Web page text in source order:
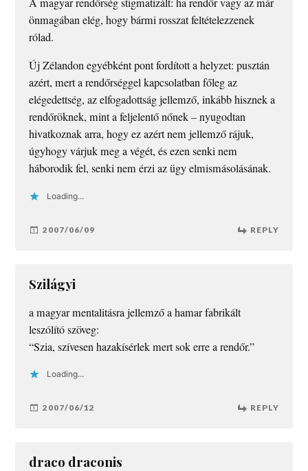
önmagában elég, hogy bármi rosszat feltételezzenek
rólad.
Új Zélandon egyébként pont fordított a helyzet: pusztán
azért, mert a rendőrséggel kapcsolatban főleg az
elégedettség, az elfogadottság jellemző, inkább hisznek a
rendőröknek, mint a feljelentő nőnek – nyugodtan
hivatkoznak arra, hogy ez azért nem jellemző rájuk,
úgyhogy várjuk meg a végét, és ezen senki nem
háborodik fel, senki nem érzi az ügy elmismásolásának.
Loading...
2007/06/09 REPLY
Szilágyi
a magyar mentalitásra jellemző a hamar fabrikált
leszólító szöveg:
“Szia, szívesen hazakísérlek mert sok erre a rendőr.”
Loading...
2007/06/12 REPLY
draco draconis